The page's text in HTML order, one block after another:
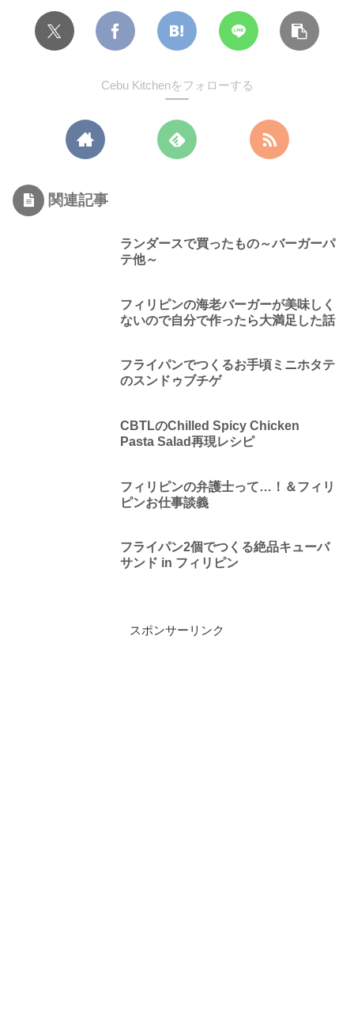
Cebu Kitchenをフォローする
関連記事
ランダースで買ったもの～バーガーパ
テ他～
フィリピンの海老バーガーが美味しく
ないので自分で作ったら大満足した話
フライパンでつくるお手頃ミニホタテ
のスンドゥブチゲ
CBTLのChilled Spicy Chicken
Pasta Salad再現レシピ
フィリピンの弁護士って…！＆フィリ
ピンお仕事談義
フライパン2個でつくる絶品キューバ
サンド in フィリピン
スポンサーリンク